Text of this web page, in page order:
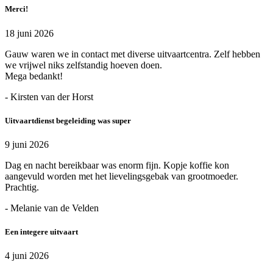
Merci!
18 juni 2026
Gauw waren we in contact met diverse uitvaartcentra. Zelf hebben
we vrijwel niks zelfstandig hoeven doen.
Mega bedankt!
- Kirsten van der Horst
Uitvaartdienst begeleiding was super
9 juni 2026
Dag en nacht bereikbaar was enorm fijn. Kopje koffie kon
aangevuld worden met het lievelingsgebak van grootmoeder.
Prachtig.
- Melanie van de Velden
Een integere uitvaart
4 juni 2026